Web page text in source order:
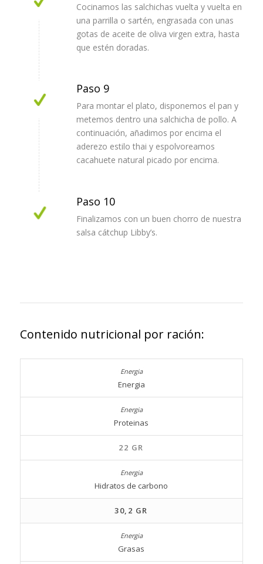
Cocinamos las salchichas vuelta y vuelta en
una parrilla o sartén, engrasada con unas
gotas de aceite de oliva virgen extra, hasta
que estén doradas.
Paso 9
Para montar el plato, disponemos el pan y
metemos dentro una salchicha de pollo. A
continuación, añadimos por encima el
aderezo estilo thai y espolvoreamos
cacahuete natural picado por encima.
Paso 10
Finalizamos con un buen chorro de nuestra
salsa cátchup Libby’s.
Contenido nutricional por ración:
Energia
Proteinas
22 GR
Hidratos de carbono
30,2 GR
Grasas